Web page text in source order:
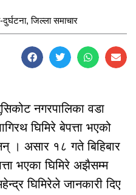
,जिल्ला समाचार
नगरपालिका वडा
घिमिरे बेपत्ता भएको
। असार १८ गते बिहिबार
भएका घिमिरे अझैसम्म
घिमिरेले जानकारी दिए